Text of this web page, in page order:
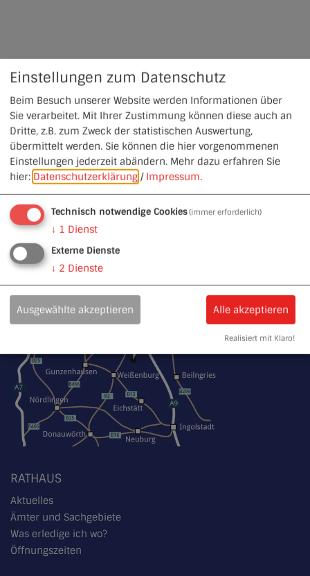
RATHAUS
Aktuelles
Ämter und Sachgebiete
Was erledige ich wo?
Öffnungszeiten
Einstellungen zum Datenschutz
Beim Besuch unserer Website werden Informationen über
Sie verarbeitet. Mit Ihrer Zustimmung können diese auch an
Dritte, z.B. zum Zweck der statistischen Auswertung,
übermittelt werden. Sie können die hier vorgenommenen
Einstellungen jederzeit abändern. Mehr dazu erfahren Sie
hier: Datenschutzerklärung / Impressum.
Technisch notwendige Cookies(immer erforderlich)
↓ 1 Dienst
Externe Dienste
↓ 2 Dienste
Ausgewählte akzeptieren Alle akzeptieren
Realisiert mit Klaro!